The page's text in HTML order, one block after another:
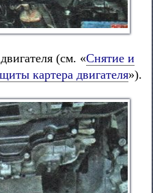
(см. «Снятие и
картера двигателя»).